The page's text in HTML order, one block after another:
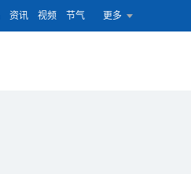
资讯 视频 节气 更多